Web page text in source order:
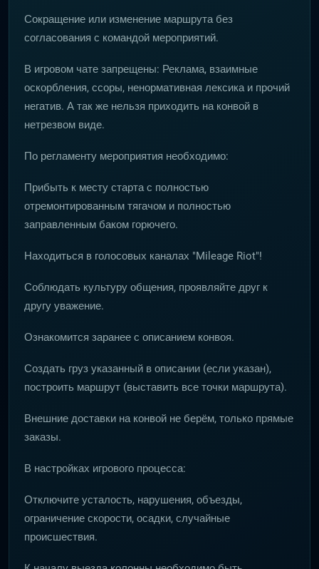
Сокращение или изменение маршрута без
согласования с командой мероприятий.
В игровом чате запрещены: Реклама, взаимные
оскорбления, ссоры, ненормативная лексика и прочий
негатив. А так же нельзя приходить на конвой в
нетрезвом виде.
По регламенту мероприятия необходимо:
Прибыть к месту старта с полностью
отремонтированным тягачом и полностью
заправленным баком горючего.
Находиться в голосовых каналах "Mileage Riot"!
Соблюдать культуру общения, проявляйте друг к
другу уважение.
Ознакомится заранее с описанием конвоя.
Создать груз указанный в описании (если указан),
построить маршрут (выставить все точки маршрута).
Внешние доставки на конвой не берём, только прямые
заказы.
В настройках игрового процесса:
Отключите усталость, нарушения, объезды,
ограничение скорости, осадки, случайные
происшествия.